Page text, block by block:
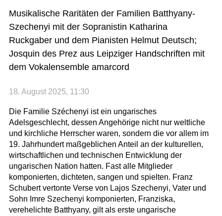
Musikalische Raritäten der Familien Batthyany-
Szechenyi mit der Sopranistin Katharina
Ruckgaber und dem Pianisten Helmut Deutsch;
Josquin des Prez aus Leipziger Handschriften mit
dem Vokalensemble amarcord
18. August 2025, 11:30
Die Familie Széchenyi ist ein ungarisches
Adelsgeschlecht, dessen Angehörige nicht nur weltliche
und kirchliche Herrscher waren, sondern die vor allem im
19. Jahrhundert maßgeblichen Anteil an der kulturellen,
wirtschaftlichen und technischen Entwicklung der
ungarischen Nation hatten. Fast alle Mitglieder
komponierten, dichteten, sangen und spielten. Franz
Schubert vertonte Verse von Lajos Szechenyi, Vater und
Sohn Imre Szechenyi komponierten, Franziska,
verehelichte Batthyany, gilt als erste ungarische